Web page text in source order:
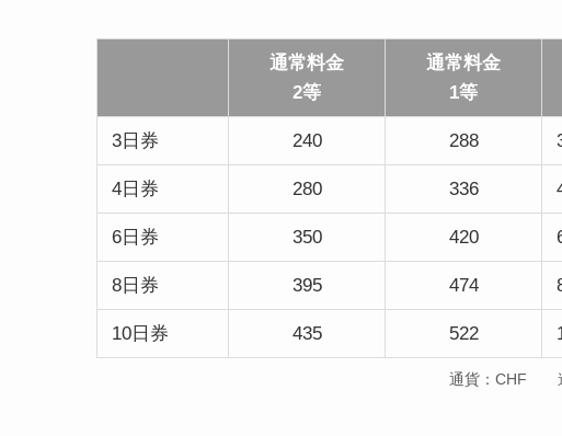
通常料金
2等
通常料金
1等
3日券 240 288
4日券 280 336
6日券 350 420
8日券 395 474
10日券 435 522
通貨：CHF